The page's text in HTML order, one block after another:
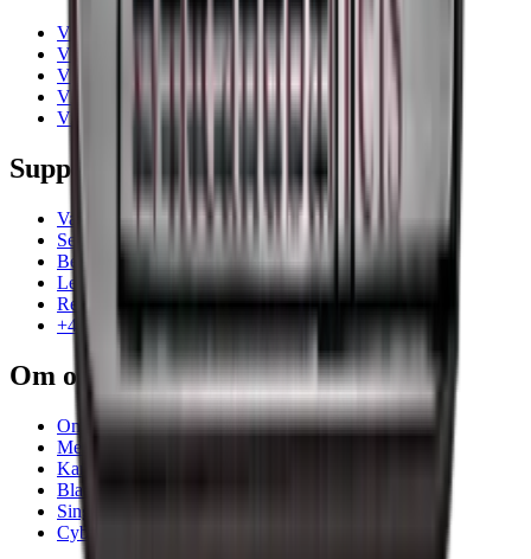
Vinskap
Vinstativ
Vinmøbler
Vintønner
Vintilbehør
Support
Vanlige spørsmål
Service
Betaling
Levering
Retur
+47 239 666 26
Om os
Om Wineandbarrels
Medarbeiderne
Karriere
Black Friday
Singles Day
Cyber Monday